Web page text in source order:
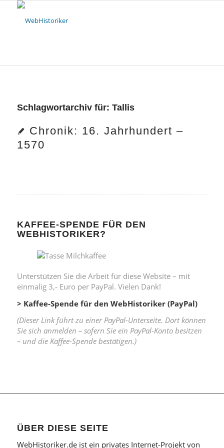
Schlagwortarchiv für: Tallis
Chronik: 16. Jahrhundert –
1570
KAFFEE-SPENDE FÜR DEN
WEBHISTORIKER?
Unterstützen Sie die Arbeit für diese Website – mit
einmalig 3,- Euro per PayPal. Vielen Dank!
> Kaffee-Spende für den WebHistoriker (PayPal)
(Dieser Link führt zu einer PayPal-Unterseite. Dort können
Sie sich anmelden – sofern Sie ein PayPal-Konto besitzen
– und die Kaffee-Spende bestätigen.)
ÜBER DIESE SEITE
WebHistoriker.de ist ein privates Internet-Projekt von